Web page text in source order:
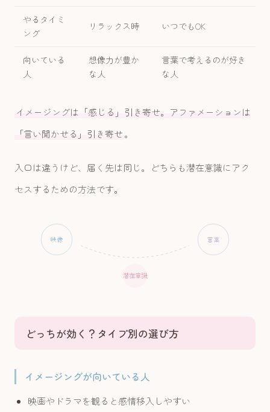
やるタイミ
ング
リラックス時 いつでもOK
向いている
人
想像力が豊か
な人
言葉で考えるのが好き
な人
イメージングは「感じる」引き寄せ。アファメーションは
「言い聞かせる」引き寄せ。
入口は違うけど、届く先は同じ。どちらも潜在意識にアク
セスするための方法です。
映像 言葉
潜在意識
どっちが効く？タイプ別の選び方
イメージングが向いている人
映画やドラマを観ると感情移入しやすい